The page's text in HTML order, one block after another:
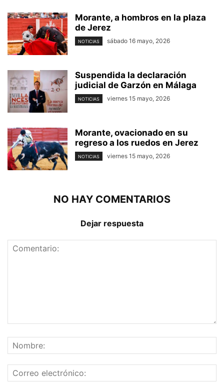
Morante, a hombros en la plaza
de Jerez
NOTICIAS sábado 16 mayo, 2026
Suspendida la declaración
judicial de Garzón en Málaga
NOTICIAS viernes 15 mayo, 2026
Morante, ovacionado en su
regreso a los ruedos en Jerez
NOTICIAS viernes 15 mayo, 2026
NO HAY COMENTARIOS
Dejar respuesta